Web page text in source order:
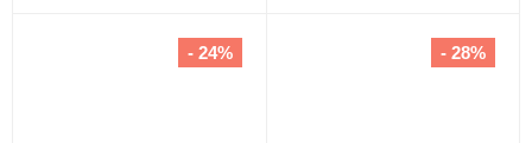
- 24% - 28%